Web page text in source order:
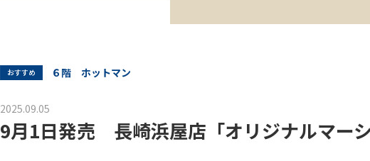
おすすめ ６階 ホットマン
2025.09.05
9月1日発売 長崎浜屋店「オリジナルマーシ